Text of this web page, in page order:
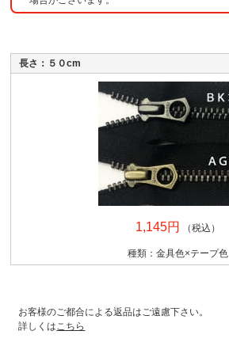
長さ：５０cm
1,145円 （税込）
種類：金具色×テープ色
お客様のご都合による返品はご遠慮下さい。
詳しくはこちら